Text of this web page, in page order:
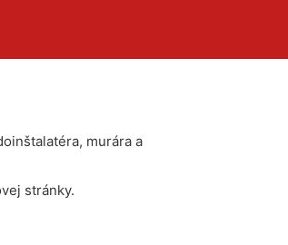
murára a
stránky.